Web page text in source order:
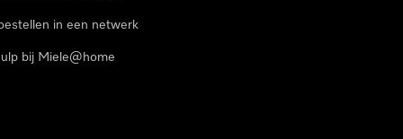
in een netwerk
bij Miele@home